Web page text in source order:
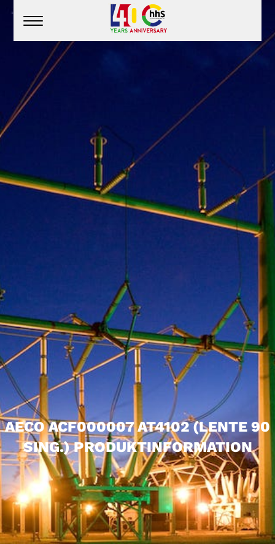
AECO ACF000007 AT4102 (LENTE 90
SING.) PRODUKTINFORMATION